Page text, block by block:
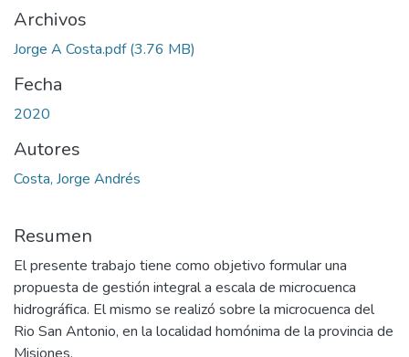
Archivos
Jorge A Costa.pdf(3.76 MB)
Fecha
2020
Autores
Costa, Jorge Andrés
Resumen
El presente trabajo tiene como objetivo formular una
propuesta de gestión integral a escala de microcuenca
hidrográfica. El mismo se realizó sobre la microcuenca del
Rio San Antonio, en la localidad homónima de la provincia de